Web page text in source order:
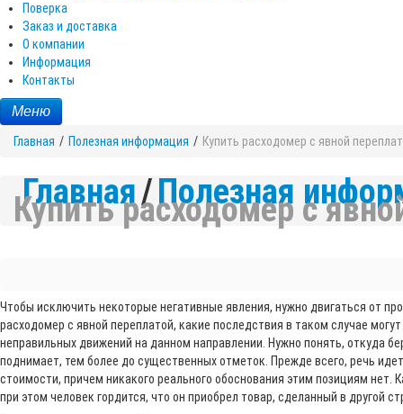
Поверка
Заказ и доставка
О компании
Информация
Контакты
Меню
Главная / Полезная информация / Купить расходомер с явной
Главная/Полезная
Купить расходомер с
Чтобы исключить некоторые негативные явления, нужно двигаться от
расходомер с явной переплатой, какие последствия в таком случае
неправильных движений на данном направлении. Нужно понять, откуда
поднимает, тем более до существенных отметок. Прежде всего, речь
стоимости, причем никакого реального обоснования этим позициям
при этом человек гордится, что он приобрел товар, сделанный в другой